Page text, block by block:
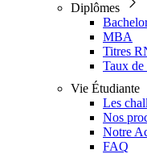
Diplômes
MBA
Titres
Taux de
Vie Étudiante
Les
Nos
Notre
FAQ